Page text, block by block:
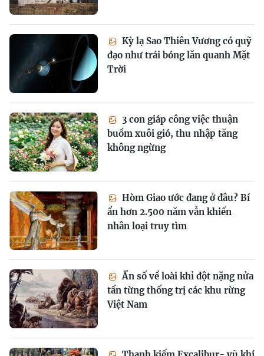
Kỳ lạ Sao Thiên Vương có quỹ
đạo như trái bóng lăn quanh Mặt
Trời
3 con giáp công việc thuận
buồm xuôi gió, thu nhập tăng
không ngừng
Hòm Giao ước đang ở đâu? Bí
ẩn hơn 2.500 năm vẫn khiến
nhân loại truy tìm
Ẩn số về loài khỉ đột nặng nửa
tấn từng thống trị các khu rừng
Việt Nam